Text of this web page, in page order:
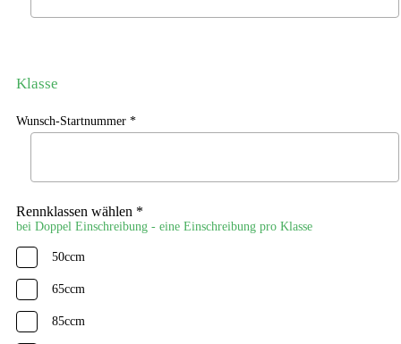
Klasse
Wunsch-Startnummer *
Rennklassen wählen *
bei Doppel Einschreibung - eine Einschreibung pro Klasse
50ccm
65ccm
85ccm